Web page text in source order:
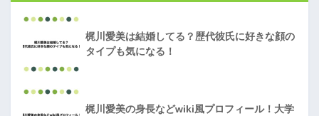
梶川愛美は結婚してる？歴代彼氏に好きな顔の
タイプも気になる！
梶川愛美の身長などwiki風プロフィール！大学